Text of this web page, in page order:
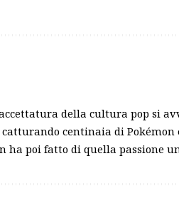
della cultura pop si
catturando centinaia di
ha poi fatto di quella passione